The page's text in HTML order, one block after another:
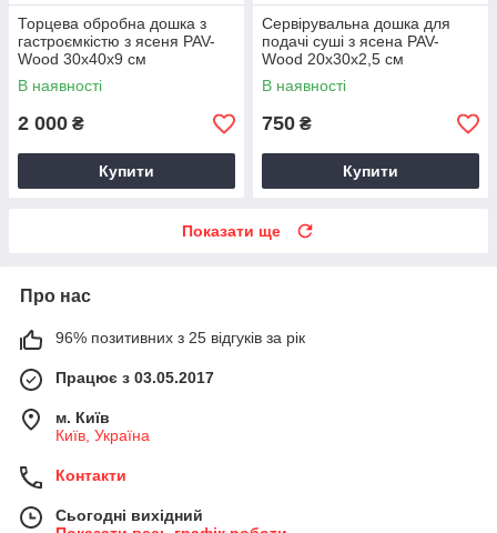
Торцева обробна дошка з
гастроємкістю з ясеня PAV-
Wood 30х40х9 см
В наявності
2 000 ₴
Купити
Сервірувальна дошка для
подачі суші з ясена PAV-
Wood 20х30х2,5 см
В наявності
750 ₴
Купити
Показати ще
Про нас
96% позитивних з 25 відгуків за рік
Працює з 03.05.2017
м. Київ
Київ, Україна
Контакти
Сьогодні вихідний